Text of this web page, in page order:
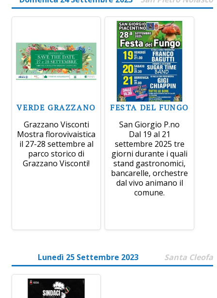
VERDE GRAZZANO
Grazzano Visconti
Mostra florovivaistica
il 27-28 settembre al
parco storico di
Grazzano Visconti!
FESTA DEL FUNGO
San Giorgio P.no
Dal 19 al 21
settembre 2025 tre
giorni durante i quali
stand gastronomici,
bancarelle, orchestre
dal vivo animano il
comune.
Lunedì 25 Settembre 2023 Santa Cleofa